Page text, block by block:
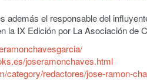
además el responsable del
la IX Edición por La Asociación de
joseramonchaves.html
category/redactores/jose-ramon-